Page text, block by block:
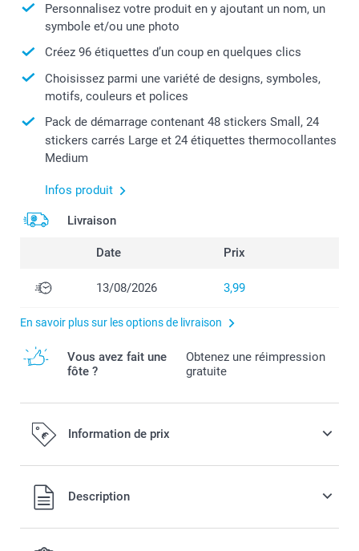
Personnalisez votre produit en y ajoutant un nom, un
symbole et/ou une photo
Créez 96 étiquettes d’un coup en quelques clics
Choisissez parmi une variété de designs, symboles,
motifs, couleurs et polices
Pack de démarrage contenant 48 stickers Small, 24
stickers carrés Large et 24 étiquettes thermocollantes
Medium
Infos produit
Livraison
Date Prix
13/08/2026 3,99
En savoir plus sur les options de livraison
Vous avez fait une
fôte ?
Obtenez une réimpression
gratuite
Information de prix
Tous les prix sont en EURO (€), TVA incluse et hors frais de
port.
Description